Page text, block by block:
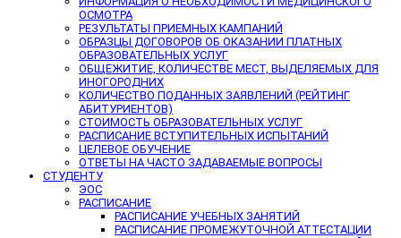
ОСМОТРА
РЕЗУЛЬТАТЫ ПРИЕМНЫХ КАМПАНИЙ
ОБРАЗЦЫ ДОГОВОРОВ ОБ ОКАЗАНИИ ПЛАТНЫХ
ОБРАЗОВАТЕЛЬНЫХ УСЛУГ
ОБЩЕЖИТИЕ, КОЛИЧЕСТВЕ МЕСТ, ВЫДЕЛЯЕМЫХ ДЛЯ
ИНОГОРОДНИХ
КОЛИЧЕСТВО ПОДАННЫХ ЗАЯВЛЕНИЙ (РЕЙТИНГ
АБИТУРИЕНТОВ)
СТОИМОСТЬ ОБРАЗОВАТЕЛЬНЫХ УСЛУГ
РАСПИСАНИЕ ВСТУПИТЕЛЬНЫХ ИСПЫТАНИЙ
ЦЕЛЕВОЕ ОБУЧЕНИЕ
ОТВЕТЫ НА ЧАСТО ЗАДАВАЕМЫЕ ВОПРОСЫ
СТУДЕНТУ
ЭОС
РАСПИСАНИЕ
РАСПИСАНИЕ УЧЕБНЫХ ЗАНЯТИЙ
РАСПИСАНИЕ ПРОМЕЖУТОЧНОЙ АТТЕСТАЦИИ